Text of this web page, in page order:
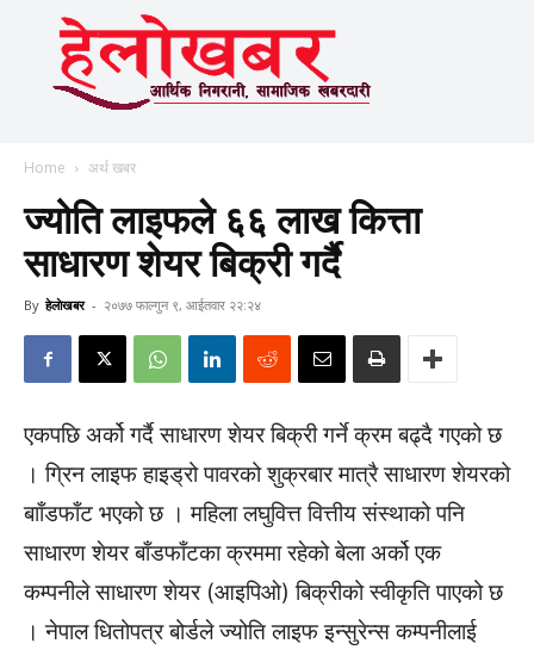
Home अर्थ खबर
ज्योति लाइफले ६६ लाख कित्ता
साधारण शेयर बिक्री गर्दै
By हेलाेखबर - २०७७ फाल्गुन ९, आईतवार २२:२४
एकपछि अर्को गर्दै साधारण शेयर बिक्री गर्ने क्रम बढ्दै गएको छ
। ग्रिन लाइफ हाइड्रो पावरको शुक्रबार मात्रै साधारण शेयरको
बााँडफाँट भएको छ । महिला लघुवित्त वित्तीय संस्थाको पनि
साधारण शेयर बाँडफाँटका क्रममा रहेको बेला अर्को एक
कम्पनीले साधारण शेयर (आइपिओ) बिक्रीको स्वीकृति पाएको छ
। नेपाल धितोपत्र बोर्डले ज्योति लाइफ इन्सुरेन्स कम्पनीलाई